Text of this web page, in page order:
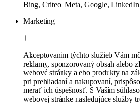
Bing, Criteo, Meta, Google,
Marketing
Akceptovaním týchto služieb Vám
reklamy, sponzorovaný obsah alebo
webové stránky alebo produkty na
pri prehliadaní a nakupovaní,
merať ich úspešnosť. S Vaším
webovej stránke nasledujúce služby